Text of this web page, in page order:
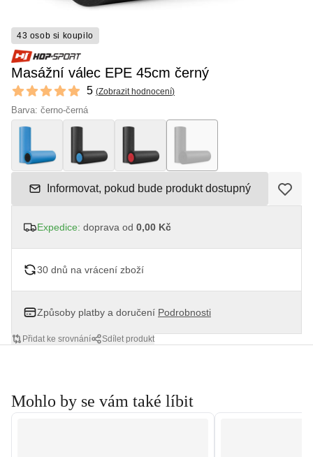
43 osob si koupilo
Masážní válec EPE 45cm černý
Reviews
5 out of 5 stars 5 (Zobrazit hodnocení)
Barva: černo-černá
Informovat, pokud bude produkt dostupný
Expedice: doprava od 0,00 Kč
30 dnů na vrácení zboží
Způsoby platby a doručení Podrobnosti
Přidat ke srovnání Sdílet produkt
Mohlo by se vám také líbit